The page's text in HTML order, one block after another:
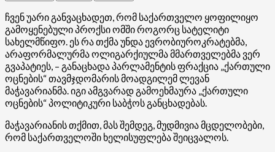
ჩვენ უარი განვაცხადეთ, რომ საქართველო ყოფილიყო
გამოყენებული პროქსი ომში როგორც სატელიტი
სახელმწიფო. ეს რა თქმა უნდა ევრობიუროკრატებმა,
არაფორმალურმა ოლიგარქიულმა მმართველებმა ვერ
გვაპატიეს, – განაცხადა პარლამენტის ფრაქცია „ქართული
ოცნების“ თავმჯდომარის მოადგილემ ლევან
მაჭავარიანმა. იგი ამგვარად გამოეხმაურა „ქართული
ოცნების“ პოლიტიკური საბჭოს განცხადებას.
მაჭავარიანის თქმით, მას შემდეგ, მუდმივია მცდელობები,
რომ საქართველოში ხელისუფლება შეიცვალოს.